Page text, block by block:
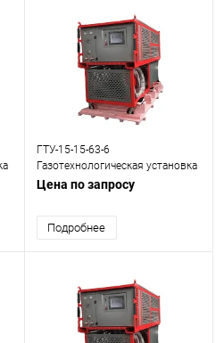
ГТУ-15-15-63-6
Газотехнологическая установка
(SF6)
Цена по запросу
Подробнее